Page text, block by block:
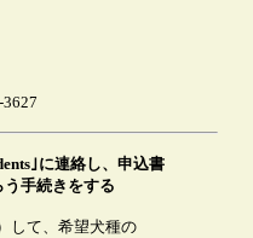
｣に連絡し、申込書
う手続きをする
して、希望犬種の